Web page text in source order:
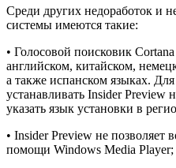
Среди других недоработок и
системы имеются такие:
• Голосовой поисковик Cortana
английском, китайском,
а также испанском языках.
устанавливать Insider Preview
указать язык установки в
• Insider Preview не позволяет
помощи Windows Media Player;